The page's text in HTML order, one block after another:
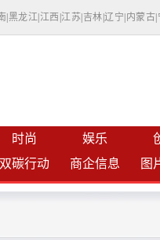
黑龙江 江西 江苏 吉林 |辽宁 内蒙古
时尚 娱乐
双碳行动 商企信息 图